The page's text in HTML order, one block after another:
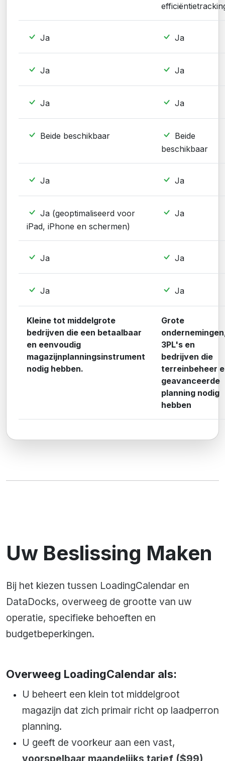
Ja Ja
Ja Ja
Ja Ja
Beide beschikbaar
Beide
beschikbaar
Ja Ja
Ja (geoptimaliseerd voor
iPad, iPhone en schermen)
Ja
Ja Ja
Ja Ja
Kleine tot middelgrote
bedrijven die een betaalbaar
en eenvoudig
magazijnplanningsinstrument
nodig hebben.
Grote
3PL's en
bedrijven die
terreinbeheer
geavanceerde
planning nodig
hebben
Uw Beslissing Maken
Bij het kiezen tussen LoadingCalendar en
DataDocks, overweeg de grootte van uw
operatie, specifieke behoeften en
budgetbeperkingen.
Overweeg LoadingCalendar als:
U beheert een klein tot middelgroot
magazijn dat zich primair richt op laadperron
planning.
U geeft de voorkeur aan een vast,
voorspelbaar maandelijks tarief ($99)